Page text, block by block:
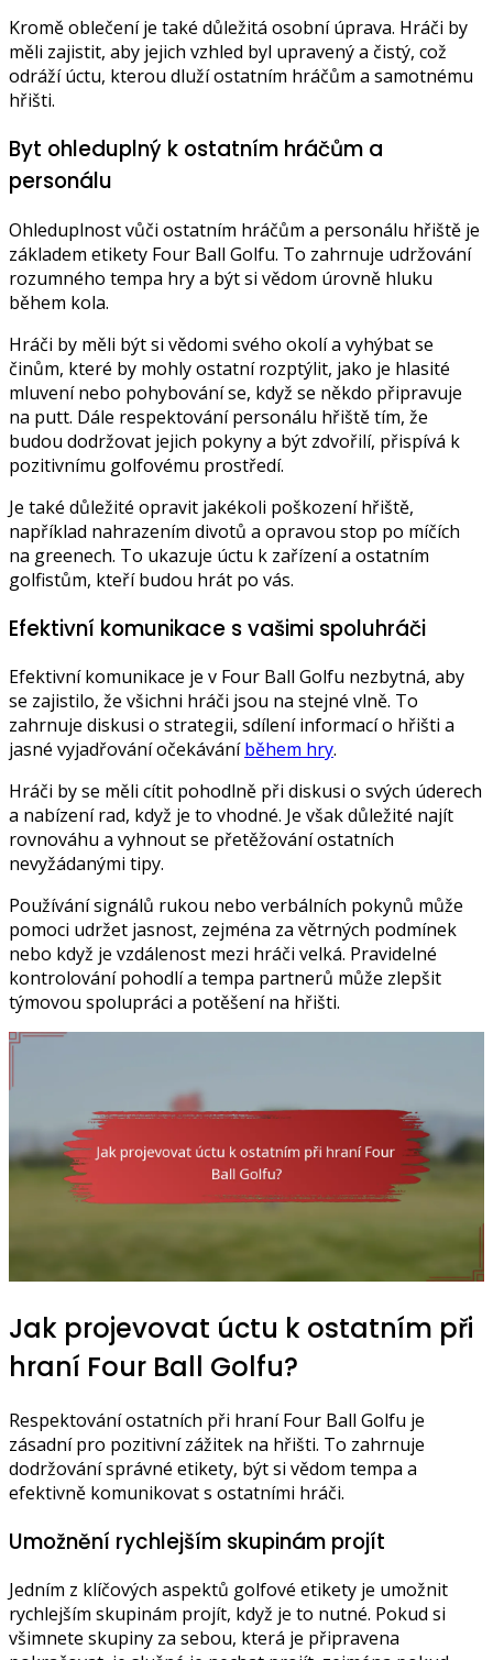
Kromě oblečení je také důležitá osobní úprava. Hráči by
měli zajistit, aby jejich vzhled byl upravený a čistý, což
odráží úctu, kterou dluží ostatním hráčům a samotnému
hřišti.
Byt ohleduplný k ostatním hráčům a
personálu
Ohleduplnost vůči ostatním hráčům a personálu hřiště je
základem etikety Four Ball Golfu. To zahrnuje udržování
rozumného tempa hry a být si vědom úrovně hluku
během kola.
Hráči by měli být si vědomi svého okolí a vyhýbat se
činům, které by mohly ostatní rozptýlit, jako je hlasité
mluvení nebo pohybování se, když se někdo připravuje
na putt. Dále respektování personálu hřiště tím, že
budou dodržovat jejich pokyny a být zdvořilí, přispívá k
pozitivnímu golfovému prostředí.
Je také důležité opravit jakékoli poškození hřiště,
například nahrazením divotů a opravou stop po míčích
na greenech. To ukazuje úctu k zařízení a ostatním
golfistům, kteří budou hrát po vás.
Efektivní komunikace s vašimi spoluhráči
Efektivní komunikace je v Four Ball Golfu nezbytná, aby
se zajistilo, že všichni hráči jsou na stejné vlně. To
zahrnuje diskusi o strategii, sdílení informací o hřišti a
jasné vyjadřování očekáváníběhem hry.
Hráči by se měli cítit pohodlně při diskusi o svých úderech
a nabízení rad, když je to vhodné. Je však důležité najít
rovnováhu a vyhnout se přetěžování ostatních
nevyžádanými tipy.
Používání signálů rukou nebo verbálních pokynů může
pomoci udržet jasnost, zejména za větrných podmínek
nebo když je vzdálenost mezi hráči velká. Pravidelné
kontrolování pohodlí a tempa partnerů může zlepšit
týmovou spolupráci a potěšení na hřišti.
Jak projevovat úctu k ostatním při
hraní Four Ball Golfu?
Respektování ostatních při hraní Four Ball Golfu je
zásadní pro pozitivní zážitek na hřišti. To zahrnuje
dodržování správné etikety, být si vědom tempa a
efektivně komunikovat s ostatními hráči.
Umožnění rychlejším skupinám projít
Jedním z klíčových aspektů golfové etikety je umožnit
rychlejším skupinám projít, když je to nutné. Pokud si
všimnete skupiny za sebou, která je připravena